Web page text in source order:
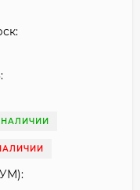
НАЛИЧИИ